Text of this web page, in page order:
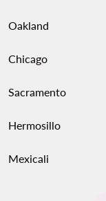
Oakland
Chicago
Sacramento
Hermosillo
Mexicali